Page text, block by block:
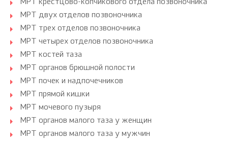
МРТ крестцово-копчикового отдела позвоночника
МРТ двух отделов позвоночника
МРТ трех отделов позвоночника
МРТ четырех отделов позвоночника
МРТ костей таза
МРТ органов брюшной полости
МРТ почек и надпочечников
МРТ прямой кишки
МРТ мочевого пузыря
МРТ органов малого таза у женщин
МРТ органов малого таза у мужчин